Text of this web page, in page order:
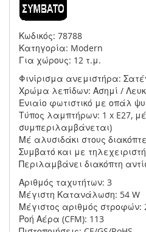
Κωδικός: 78788
Κατηγορία: Modern
Για χώρους: 12 τ.μ.
Φινίρισμα ανεμιστήρα:
Χρώμα λεπίδων: Ασημί /
Ενιαίο φωτιστικό με οπάλ
Τύπος λαμπτήρων: 1 x E27,
συμπεριλαμβάνεται)
Μέ αλυσιδάκι στους
Συμβατό και με
Περιλαμβάνει διακόπτη
Αριθμός ταχυτήτων: 3
Μέγιστη Κατανάλωση: 54 W
Μέγιστος αριθμός στροφών:
Ροή Αέρα (CFM): 113